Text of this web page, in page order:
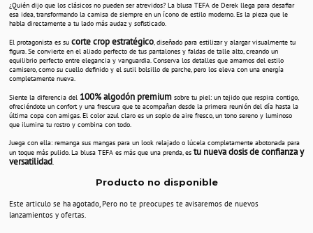
¿Quién dijo que los clásicos no pueden ser atrevidos? La blusa TEFA de Derek llega para desafiar
esa idea, transformando la camisa de siempre en un ícono de estilo moderno. Es la pieza que le
habla directamente a tu lado más audaz y sofisticado.
El protagonista es su corte crop estratégico, diseñado para estilizar y alargar visualmente tu
figura. Se convierte en el aliado perfecto de tus pantalones y faldas de talle alto, creando un
equilibrio perfecto entre elegancia y vanguardia. Conserva los detalles que amamos del estilo
camisero, como su cuello definido y el sutil bolsillo de parche, pero los eleva con una energía
completamente nueva.
Siente la diferencia del 100% algodón premium sobre tu piel: un tejido que respira contigo,
ofreciéndote un confort y una frescura que te acompañan desde la primera reunión del día hasta la
última copa con amigas. El color azul claro es un soplo de aire fresco, un tono sereno y luminoso
que ilumina tu rostro y combina con todo.
Juega con ella: remanga sus mangas para un look relajado o lúcela completamente abotonada para
un toque más pulido. La blusa TEFA es más que una prenda, es tu nueva dosis de confianza y
versatilidad.
Producto no disponible
Este articulo se ha agotado, Pero no te preocupes te avisaremos de nuevos
lanzamientos y ofertas.